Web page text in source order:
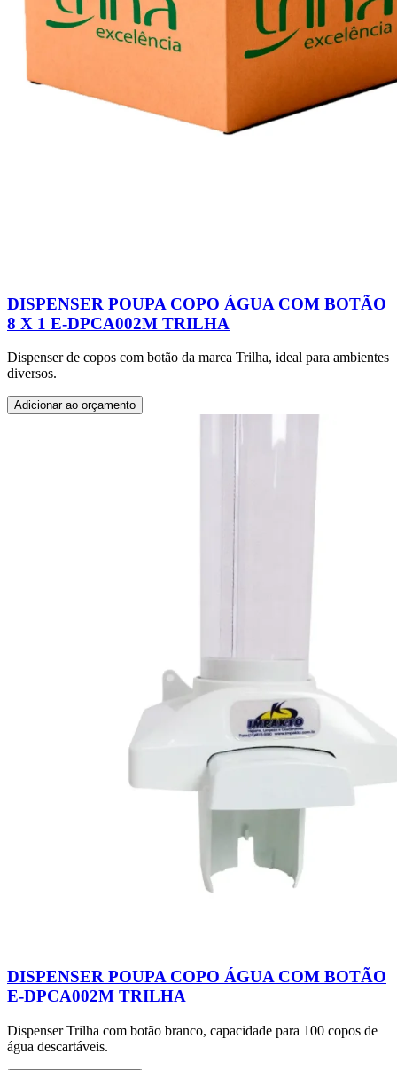
DISPENSER POUPA COPO ÁGUA COM BOTÃO
8 X 1 E-DPCA002M TRILHA
Dispenser de copos com botão da marca Trilha, ideal para ambientes
diversos.
Adicionar ao orçamento
DISPENSER POUPA COPO ÁGUA COM BOTÃO
E-DPCA002M TRILHA
Dispenser Trilha com botão branco, capacidade para 100 copos de
água descartáveis.